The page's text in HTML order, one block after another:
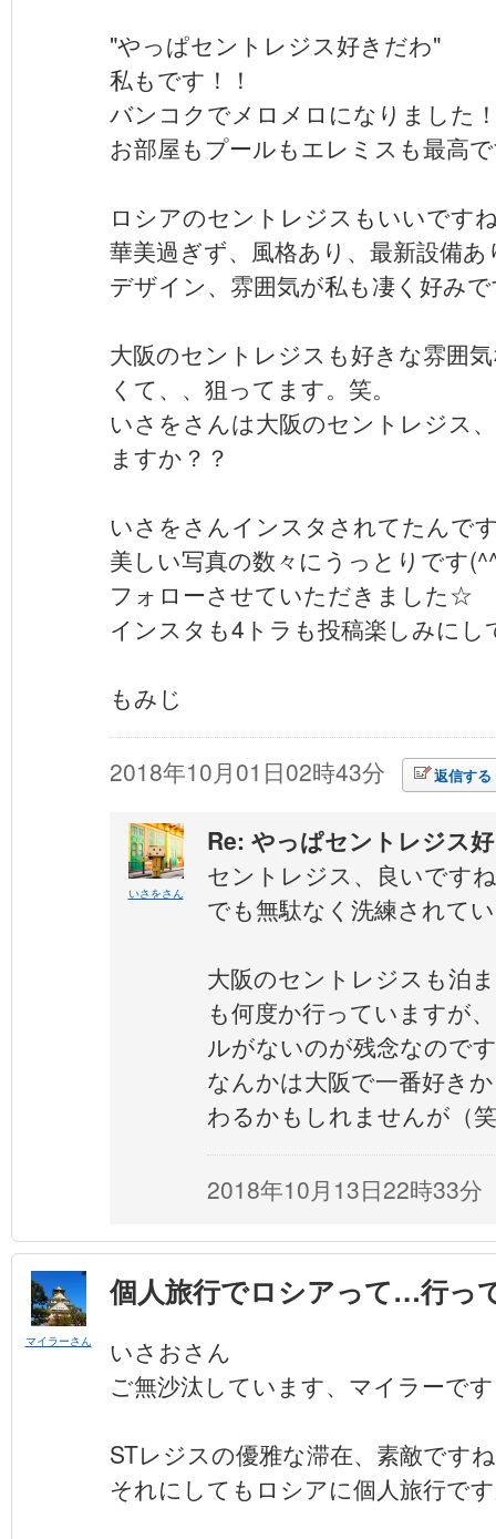
"やっぱセントレジス好きだわ"
私もです！！
バンコクでメロメロになりました
お部屋もプールもエレミスも最高
ロシアのセントレジスもいいです
華美過ぎず、風格あり、最新設備
デザイン、雰囲気が私も凄く好み
大阪のセントレジスも好きな雰囲
くて、、狙ってます。笑。
いさをさんは大阪のセントレジス
ますか？？
いさをさんインスタされてたんで
美しい写真の数々にうっとりです
フォローさせていただきました☆
インスタも4トラも投稿楽しみにし
もみじ
2018年10月01日02時43分 返信する
いさをさん
Re: やっぱセントレジス
セントレジス、良いです
でも無駄なく洗練されて
大阪のセントレジスも泊
も何度か行っていますが
ルがないのが残念なので
なんかは大阪で一番好き
わるかもしれませんが（
2018年10月13日22時33分
マイラーさん
個人旅行でロシアって…行っ
いさおさん
ご無沙汰しています、マイラーで
STレジスの優雅な滞在、素敵です
それにしてもロシアに個人旅行で